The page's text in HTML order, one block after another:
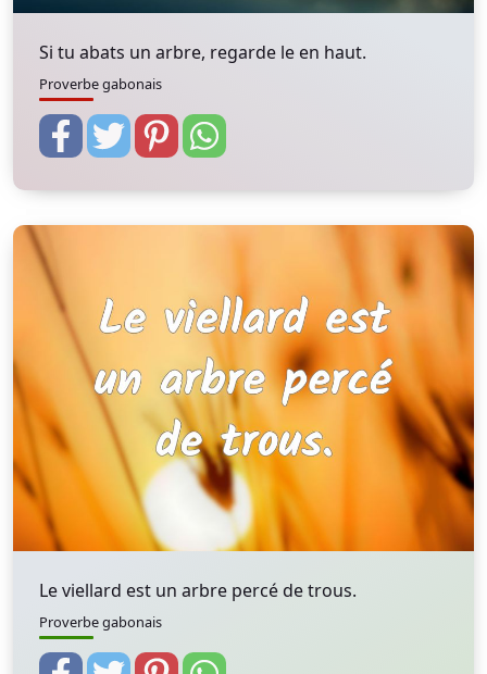
Si tu abats un arbre, regarde le en haut.
Proverbe gabonais
Le viellard est un arbre percé de trous.
Proverbe gabonais